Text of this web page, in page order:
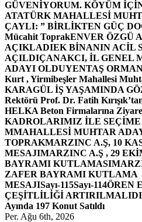
GÜVENİYORUM. KÖYÜM
ATATÜRK MAHALLESİ
ÇAYLI: ” BİRLİKTEN GÜÇ
Mücahit ToprakENVER ÖZGÜ
AÇIKLADIEK BİNANIN ACİL
AÇILDIÇANAKCI, İL GENEL
ADAYI OLDUYENTAŞ
Kurt , Yirmibeşler Mahallesi
KARAGÜL İŞ YAŞAMINDA
Rektörü Prof. Dr. Fatih
HELKA Beton Firmalarına
KADROLARIMIZ İLE
MMAHALLESİ MUHTAR
TOPRAKMARZINC A.Ş, 10
MESAJIMARZINC A.Ş , 29
BAYRAMI KUTLAMASI
ZAFER BAYRAMI KUTLAMA
MESAJISayı-115Sayı-114ÖREN
ÇEŞİTLİLİĞİ
Ayında 197 Konut Satıldı
Per. Ağu 6th, 2026